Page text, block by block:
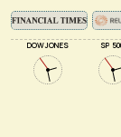
DOW JONES SP